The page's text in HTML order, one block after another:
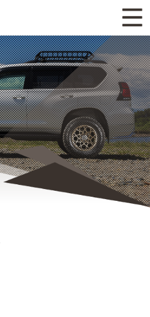
ニュース
ホイールラインナップ
関連製品
ギャラリー
カタログ請求
個人情報保護方針